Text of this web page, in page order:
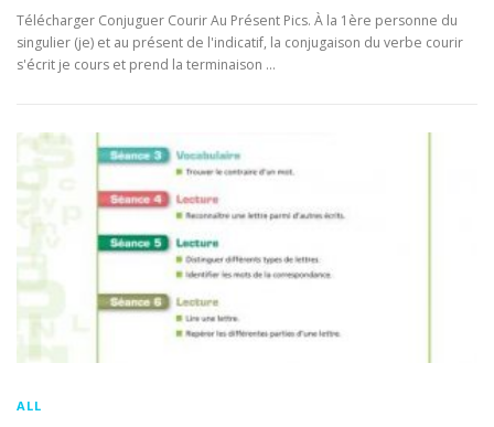
Télécharger Conjuguer Courir Au Présent Pics. À la 1ère personne du
singulier (je) et au présent de l'indicatif, la conjugaison du verbe courir
s'écrit je cours et prend la terminaison …
ALL